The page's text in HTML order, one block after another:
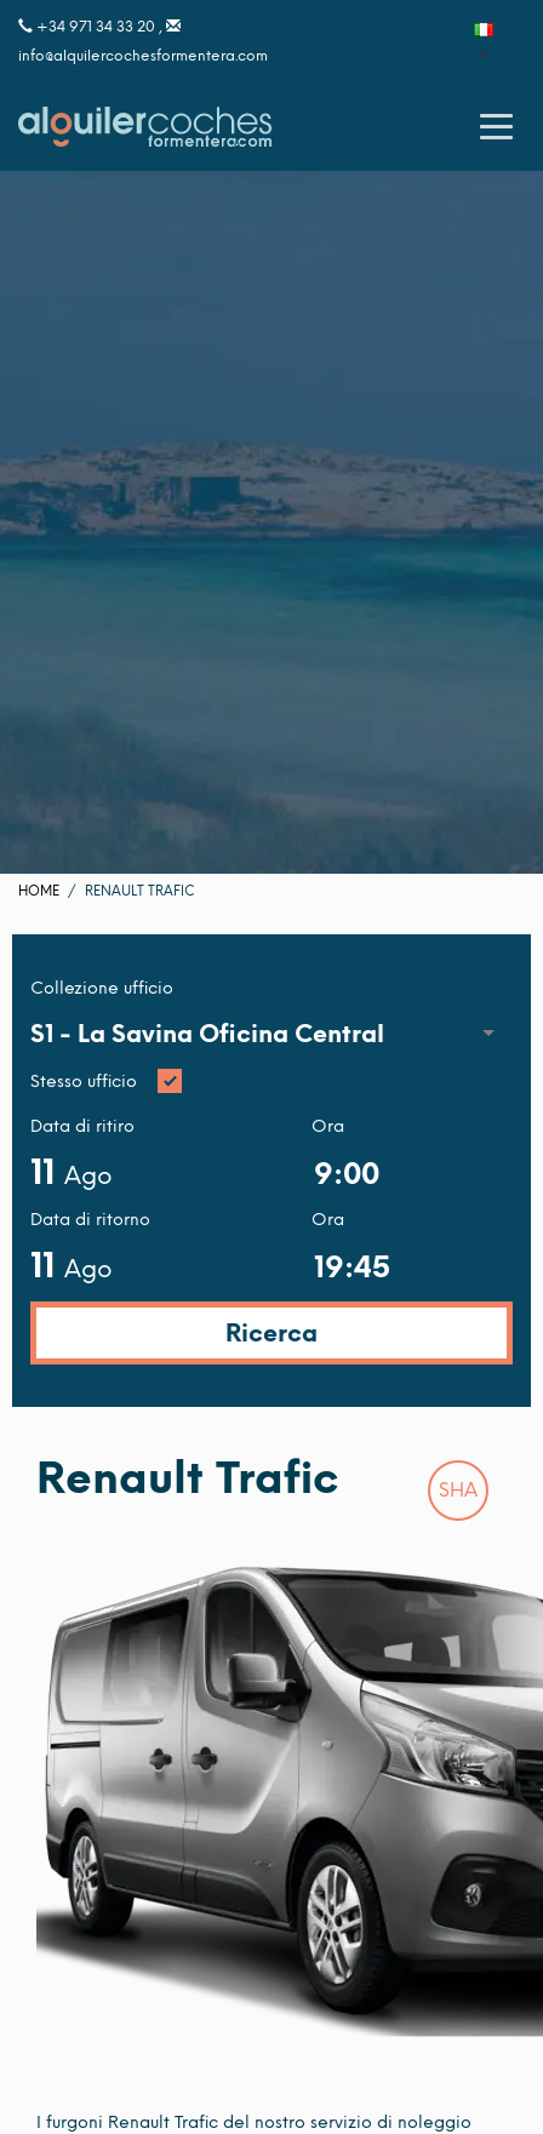
+34 971 34 33 20 ,
info@alquilercochesformentera.com
HOME RENAULT TRAFIC
Collezione ufficio
S1 - La Savina Oficina Central
Stesso ufficio
Data di ritiro
11 Ago
Ora
Data di ritorno
11 Ago
Ora
Renault Trafic SHA
I furgoni Renault Trafic del nostro servizio di noleggio